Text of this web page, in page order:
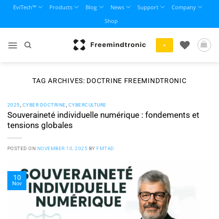
content
EviTech™ Products Blog News Support
Company
Shop
+
TAG ARCHIVES: DOCTRINE FREEMINDTRONIC
2025 CYBER DOCTRINE CYBERCULTURE
Souveraineté individuelle numérique : fondements et
tensions globales
POSTED ON NOVEMBER 10, 2025 BYFMTAD
10
Nov